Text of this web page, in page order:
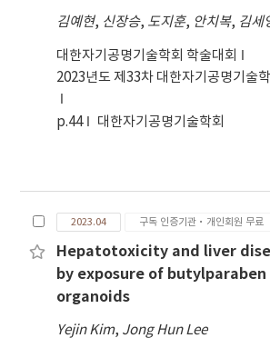
사양환경은 일반 농가에서 낮시간에
점을 고려하여 일일 중 8시간은 온
습도 86.0 ± 4.28%으로 설정하였
지하여 주기적인 고온 환경을 조성하
아신의 주요 효과와 상호작용은 나
요 효과로 0.03%의 나이아신 첨가는
적으로 감소시켰으나 호우유닛은 유
켰다. 하지만, 0.16%의 트립토판 첨
향을 끼치지 않았다. 지방간 지표와
은 나타나지 않았다. 결론적으로, 본
김예현, 신장승, 도지훈, 안치복, 김세
대한자기공명기술학회 학술대회
2023년도 제33차 대한자기공명기술
p.44 대한자기공명기술학회
2023.04 구독 인증기관·개인회원 무료
Hepatotoxicity and liver
by exposure of
organoids
Yejin Kim, Jong Hun Lee